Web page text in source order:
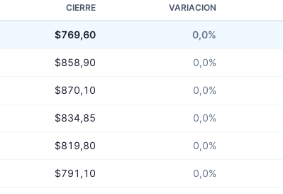
CIERRE VARIACION
$769,60 0,0%
$858,90 0,0%
$870,10 0,0%
$834,85 0,0%
$819,80 0,0%
$791,10 0,0%